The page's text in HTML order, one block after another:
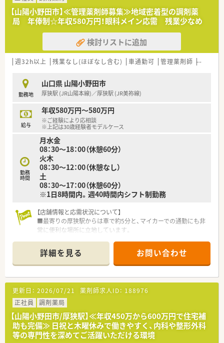
す。
■未経験やブランクがある方の相談も可能ですが、特に周辺店舗
を含めた協力体制を大切にできる協調性のある方を求めていま
す。
■山陽小野田市の地域に根ざして長く働きたい方や、患者様との
フランクなコミュニケーションを大切にしたい方に最適な環境
です。
【法人特徴について】
■山口県を中心に広島、関東、九州へと全国に30店舗以上を展開
しており、調剤のみならず教育や多角的な事業を行う安定企業で
す。
■山口労働局から「くるみん」認定を受けるなど、子育て応援企
業として男女共に働きやすい職場づくりを全社で推進していま
■将来的な独立を支援するフランチャイズシステムを導入して
おり、勤続10年以上の薬剤師には薬局譲渡の相談も可能となり
ます。
【山陽小野田市】≪管理薬剤師募集≫地域密着型の調剤薬
局 年俸制☆年収580万円！眼科メイン応需 残業少なめ
検討リストに追加
週32h以上 残業なし(ほぼなし含む) 車通勤可 管理薬剤師 シフト
勤務地
山口県 山陽小野田市
厚狭駅 (JR山陽本線)／厚狭駅 (JR美祢線)
給与
年収580万円～580万円
※ご経験により応相談
※上記は30歳経験者モデルケース
勤務
時間
月水金
08：30～18：00（休憩60分）
火木
08：30～12：00（休憩なし）
土
08：30～17：00（休憩60分）
※1日8時間内。週40時間内シフト制勤務
【店舗情報と応需状況について】
■最寄りの厚狭駅からは車で約5分と、マイカーでの通勤にも非
常に便利な場所に立地しています。
い処方箋を1日約80枚応需します。
■薬剤師は常勤2名とパート1名の体制で、協力し合いながら業
務に取り組める環境が整っています。
【募集背景と求める人物像について】
■今回は体制強化のための増員募集となり、将来的に管理薬剤師
として活躍いただける方を求めています。
■地域に根差した薬局で、患者様一人ひとりと丁寧に向き合い信
頼関係を築ける方を歓迎します。
■チームワークを大切にし、周囲のスタッフと協調しながら円滑
に店舗運営を行える方を募集します。
詳細を見る お問い合わせ
更新日： 2026/07/21 薬剤師求人ID： 188976
正社員
調剤薬局
【山陽小野田市/厚狭駅】≪年収450万から600万円で住宅補
助も完備≫ 日祝と木曜休みで働きやすく、内科や整形外科
等の専門性を深めてご活躍いただける環境